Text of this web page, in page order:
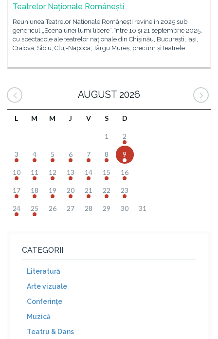
Teatrelor Naționale Românești
Reuniunea Teatrelor Naționale Românești revine în 2025 sub
genericul „Scena unei lumi libere”, între 10 și 21 septembrie 2025,
cu spectacole ale teatrelor naționale din Chișinău, București, Iași,
Craiova, Sibiu, Cluj-Napoca, Târgu Mureș, precum și teatrele
AUGUST 2026
L M M J V S D
1 2
3 4 5 6 7 8 9
10 11 12 13 14 15 16
17 18 19 20 21 22 23
24 25 26 27 28 29 30 31
CATEGORII
Literatură
Arte vizuale
Conferinţe
Muzică
Teatru & Dans